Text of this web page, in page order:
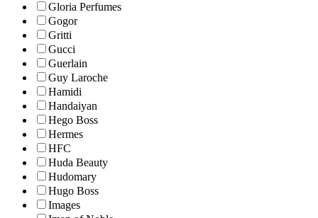
Gloria Perfumes
Gogor
Gritti
Gucci
Guerlain
Guy Laroche
Hamidi
Handaiyan
Hego Boss
Hermes
HFC
Huda Beauty
Hudomary
Hugo Boss
Images